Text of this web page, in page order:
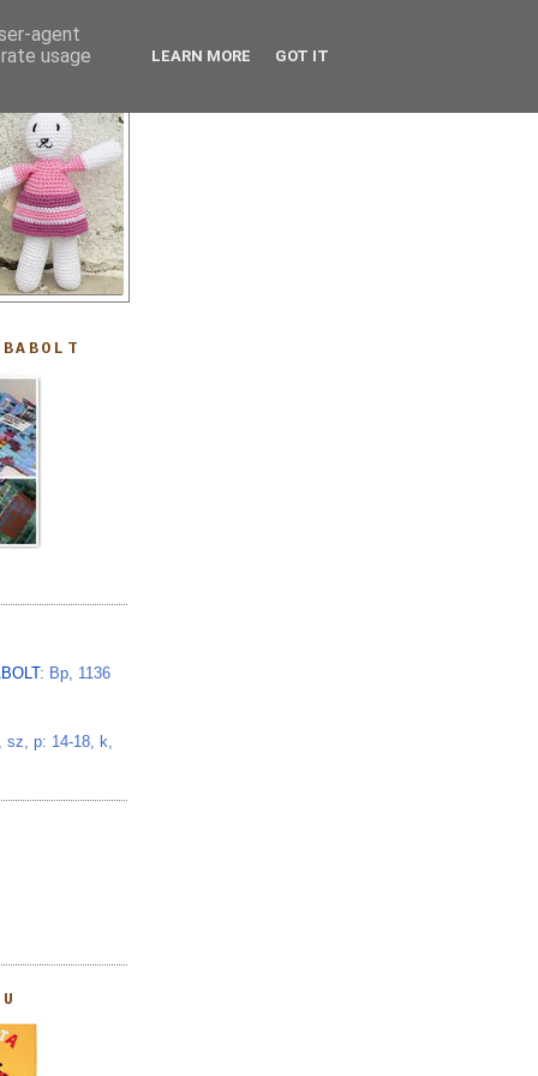
: Bp, 1136
sz, p: 14-18, k,
agent
usage
LEARN MORE GOT IT